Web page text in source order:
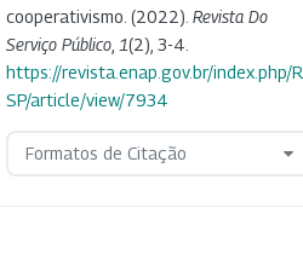
cooperativismo. (2022). Revista Do
Serviço Público 1(2), 3-4.
https://revista.enap.gov.br/index.php/R
SP/article/view/7934
Formatos de Citação